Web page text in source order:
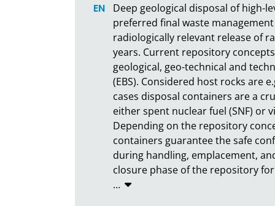
Deep geological disposal of high-
preferred final waste
radiologically relevant release of
years. Current repository
geological, geo-technical and
(EBS). Considered host rocks are
cases disposal containers are a
either spent nuclear fuel (SNF) or
Depending on the repository
containers guarantee the safe
during handling, emplacement,
closure phase of the repository
…